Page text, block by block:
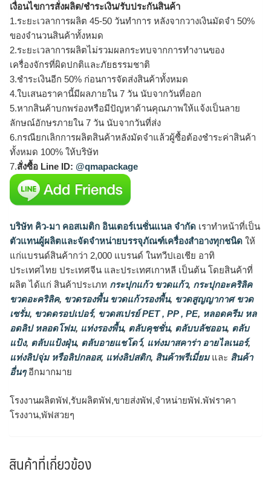
เงื่อนไขการสั่งผลิต/ชำระเงิน/รับประกันสินค้า
1.ระยะเวลาการผลิต 45-50 วันทำการ หลังจากวางเงินมัดจำ 50%
ของจำนวนสินค้าทั้งหมด
2.ระยะเวลาการผลิตไม่รวมผลกระทบจากการทำงานของ
เครื่องจักรที่ผิดปกติและภัยธรรมชาติ
3.ชำระเงินอีก 50% ก่อนการจัดส่งสินค้าทั้งหมด
4.ใบเสนอราคานี้มีผลภายใน 7 วัน นับจากวันที่ออก
5.หากสินค้าบกพร่องหรือมีปัญหาด้านคุณภาพให้แจ้งเป็นลาย
ลักษณ์อักษรภายใน 7 วัน นับจากวันที่ส่ง
6.กรณียกเลิกการผลิตสินค้าหลังมัดจำแล้วผู้ซื้อต้องชำระค่าสินค้า
ทั้งหมด 100% ให้บริษัท
7.สั่งซื้อ Line ID: @qmapackage
บริษัท คิว-มา คอสเมติก อินเตอร์เนชั่นแนล จำกัด เราทำหน้าที่เป็น
ตัวแทนผู้ผลิตและจัดจำหน่ายบรรจุภัณฑ์เครื่องสำอางทุกชนิด ให้
แก่แบรนด์สินค้ากว่า 2,000 แบรนด์ ในทวีปเอเชีย อาทิ
ประเทศไทย ประเทศจีน และประเทศเกาหลี เป็นต้น โดยสินค้าที่
ผลิต ได้แก่ สินค้าประเภท กระปุกแก้ว ขวดแก้ว, กระปุกอะคริลิค
ขวดอะคริลิค, ขวดรองพื้น ขวดแก้วรองพื้น, ขวดสูญญากาศ ขวด
เซรั่ม, ขวดดรอปเปอร์, ขวดสเปรย์ PET , PP , PE, หลอดครีม หล
อดลิป หลอดโฟม, แท่งรองพื้น, ตลับคุชชั่น, ตลับบลัชออน, ตลับ
แป้ง, ตลับแป้งฝุ่น, ตลับอายแชโดว์, แท่งมาสคาร่า อายไลเนอร์,
แท่งลิปจุ่ม หรือลิปกลอส, แท่งลิปสติก, สินค้าพรีเมี่ยมและ สินค้า
อื่นๆอีกมากมาย
โรงงานผลิตพัฟ,รับผลิตพัฟ,ขายส่งพัฟ,จำหน่ายพัฟ.พัฟราคา
โรงงาน,พัฟสวยๆ
สินค้าที่เกี่ยวข้อง